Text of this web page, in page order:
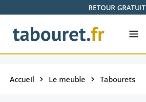
Passer au contenu principalRETOUR GRATUIT
Accueil Le meuble Tabourets